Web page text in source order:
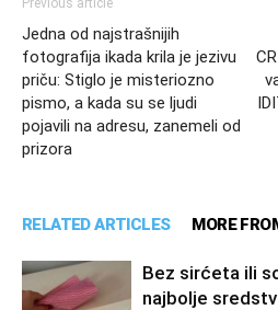
Jedna od najstrašnijih
fotografija ikada krila je jezivu
priču: Stiglo je misteriozno
pismo, a kada su se ljudi
pojavili na adresu, zanemeli od
prizora
RELATED ARTICLES MORE
Bez sirćeta ili
najbolje